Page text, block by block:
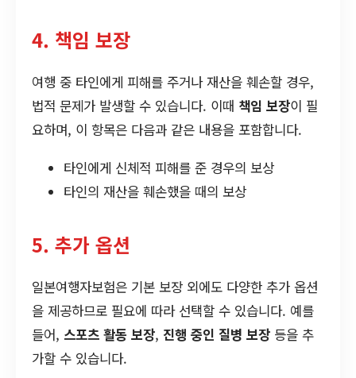
4. 책임 보장
여행 중 타인에게 피해를 주거나 재산을 훼손할 경우,
법적 문제가 발생할 수 있습니다. 이때 책임 보장이 필
요하며, 이 항목은 다음과 같은 내용을 포함합니다.
타인에게 신체적 피해를 준 경우의 보상
타인의 재산을 훼손했을 때의 보상
5. 추가 옵션
일본여행자보험은 기본 보장 외에도 다양한 추가 옵션
을 제공하므로 필요에 따라 선택할 수 있습니다. 예를
들어, 스포츠 활동 보장, 진행 중인 질병 보장 등을 추
가할 수 있습니다.